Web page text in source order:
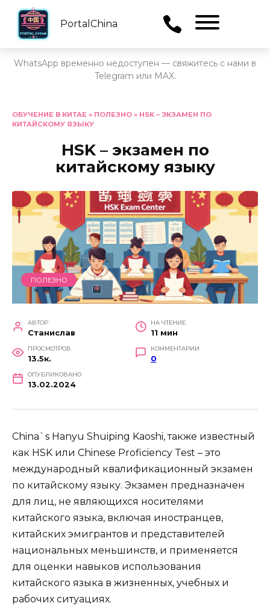
PortalChina
WhatsApp временно недоступен — свяжитесь с нами в
Telegram или MAX.
содержанию
ОБУЧЕНИЕ В КИТАЕ » ПОЛЕЗНО » HSK – ЭКЗАМЕН ПО
КИТАЙСКОМУ ЯЗЫКУ
HSK – экзамен по
китайскому языку
ПОЛЕЗНО
АВТОР
Станислав
НА ЧТЕНИЕ
11 мин
ПРОСМОТРОВ
13.5к.
КОММЕНТАРИИ
0
ОПУБЛИКОВАНО
13.02.2024
China`s Hanyu Shuiping Kaoshi, также известный
как HSK или Chinese Proficiency Test – это
международный квалификационный экзамен
по китайскому языку. Экзамен предназначен
для лиц, не являющихся носителями
китайского языка, включая иностранцев,
китайских эмигрантов и представителей
национальных меньшинств, и применяется
для оценки навыков использования
китайского языка в жизненных, учебных и
рабочих ситуациях.